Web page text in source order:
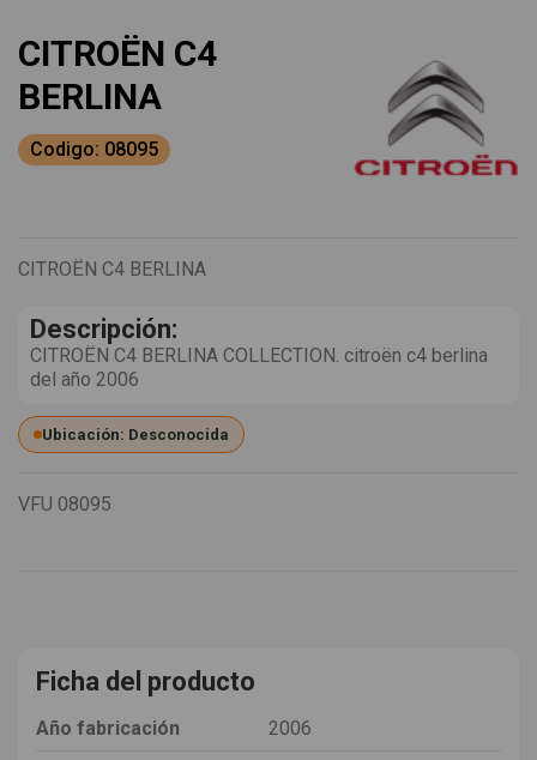
CITROËN C4
BERLINA
Codigo: 08095
CITROËN C4 BERLINA
Descripción:
CITROËN C4 BERLINA COLLECTION. citroën c4 berlina
del año 2006
Ubicación: Desconocida
VFU 08095
Ficha del producto
Año fabricación
2006